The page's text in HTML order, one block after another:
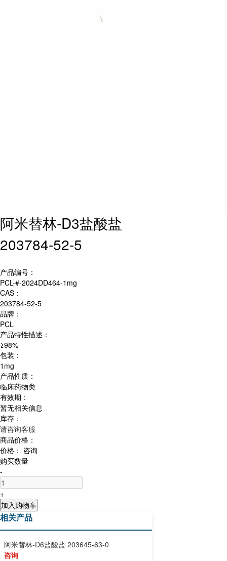
阿米替林-D3盐酸盐
203784-52-5
产品编号：
PCL-#-2024DD464-1mg
CAS：
203784-52-5
品牌：
PCL
产品特性描述：
≥98%
包装：
1mg
产品性质：
临床药物类
有效期：
暂无相关信息
库存：
请咨询客服
商品价格：
价格： 咨询
购买数量
-
+
加入购物车
相关产品
阿米替林-D6盐酸盐 203645-63-0
咨询